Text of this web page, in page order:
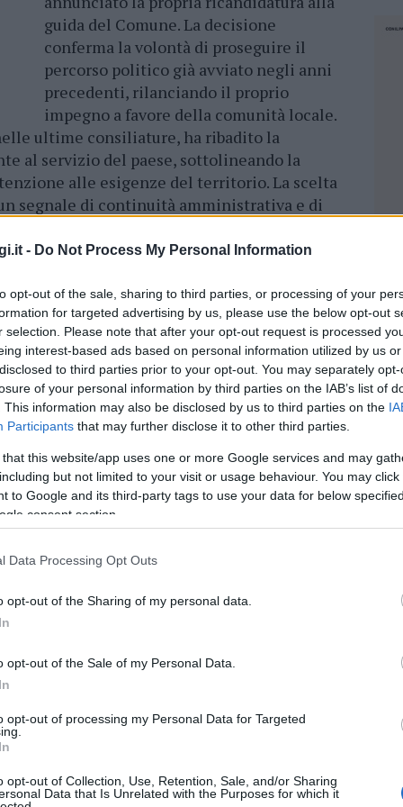
- Do Not Process My Personal Information
opt-out of the sale, sharing to third parties, or processing of your
for targeted advertising by us, please use the below opt-out
selection. Please note that after your opt-out request is processed
interest-based ads based on personal information utilized by us
to third parties prior to your opt-out. You may separately
of your personal information by third parties on the IAB’s list of
This information may also be disclosed by us to third parties on the
Participants that may further disclose it to other third parties.
that this website/app uses one or more Google services and may
but not limited to your visit or usage behaviour. You may
to Google and its third-party tags to use your data for below
consent section.
Data Processing Opt Outs
opt-out of the Sharing of my personal data.
opt-out of the Sale of my Personal Data.
opt-out of processing my Personal Data for Targeted
opt-out of Collection, Use, Retention, Sale, and/or Sharing
Data that Is Unrelated with the Purposes for which it
guida del Comune. La decisione
conferma la volontà di proseguire il
percorso politico già avviato negli anni
precedenti, rilanciando il proprio
impegno a favore della comunità locale.
ultime consiliature, ha ribadito la
al servizio del paese, sottolineando la
alle esigenze del territorio. La scelta
segnale di continuità amministrativa e di
i berchiddesi continua insieme a quanti
della cultura politica del paese e a
viaggio nella continuità – afferma il sindaco
civica in cui trovano posto tutte le sensibilità
e culturale del paese. Abbiamo un
e realizzabili basati sull’esperienza e
della persona saranno il nostro faro: il
senza distinzione di appartenenze, ruolo o
con le sue aspettative –
al centro i cittadini, la nostra storia, la
eque, senza pregiudizi o favoritismi, mai
cura e attenzioni per i più deboli e
comune”.
share/v/1DuePTqrzw/